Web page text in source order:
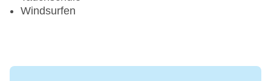
Windsurfen